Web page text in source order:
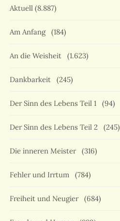
Aktuell (8.887)
Am Anfang (184)
An die Weisheit (1.623)
Dankbarkeit (245)
Der Sinn des Lebens Teil 1 (94)
Der Sinn des Lebens Teil 2 (245)
Die inneren Meister (316)
Fehler und Irrtum (784)
Freiheit und Neugier (684)